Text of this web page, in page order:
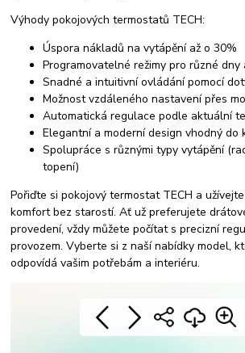
Výhody pokojových termostatů TECH:
Úspora nákladů na vytápění až o 30%
Programovatelné režimy pro různé dny
Snadné a intuitivní ovládání pomocí
Možnost vzdáleného nastavení přes
Automatická regulace podle aktuální
Elegantní a moderní design vhodný do
Spolupráce s různými typy vytápění
topení)
Pořiďte si pokojový termostat TECH a
komfort bez starostí. Ať už preferujete
provedení, vždy můžete počítat s precizní
provozem. Vyberte si z naší nabídky model,
odpovídá vašim potřebám a interiéru.